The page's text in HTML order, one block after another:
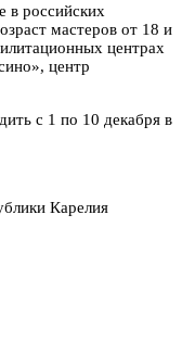
в российских
мастеров от 18 и
центрах
центр
с 1 по 10 декабря в
Карелия